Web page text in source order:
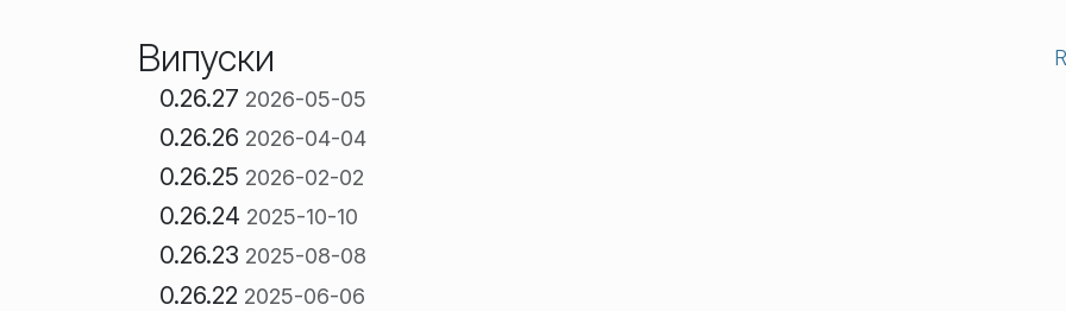
Випуски
0.26.27 2026-05-05
0.26.26 2026-04-04
0.26.25 2026-02-02
0.26.24 2025-10-10
0.26.23 2025-08-08
0.26.22 2025-06-06